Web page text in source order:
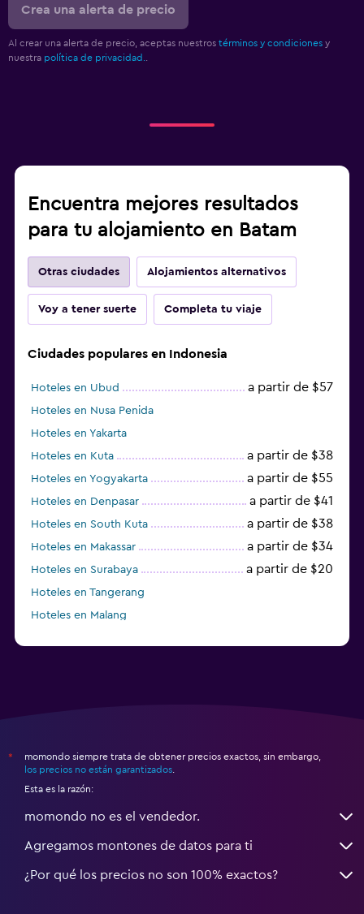
Crea una alerta de precio
Al crear una alerta de precio, aceptas nuestros términos y condiciones y
nuestra política de privacidad.
Encuentra mejores resultados
para tu alojamiento en Batam
Otras ciudades Alojamientos alternativos
Voy a tener suerte Completa tu viaje
Ciudades populares en Indonesia
Hoteles en Ubud a partir de $57
Hoteles en Nusa Penida
Hoteles en Yakarta
Hoteles en Kuta
a partir de $38
Hoteles en Yogyakarta a partir de $55
Hoteles en Denpasar a partir de $41
Hoteles en South Kuta a partir de $38
Hoteles en Makassar a partir de $34
Hoteles en Surabaya a partir de $20
Hoteles en Tangerang
Hoteles en Malang
*
momondo siempre trata de obtener precios exactos, sin embargo,
los precios no están garantizados
Esta es la razón:
momondo no es el vendedor.
Agregamos montones de datos para ti
¿Por qué los precios no son 100% exactos?